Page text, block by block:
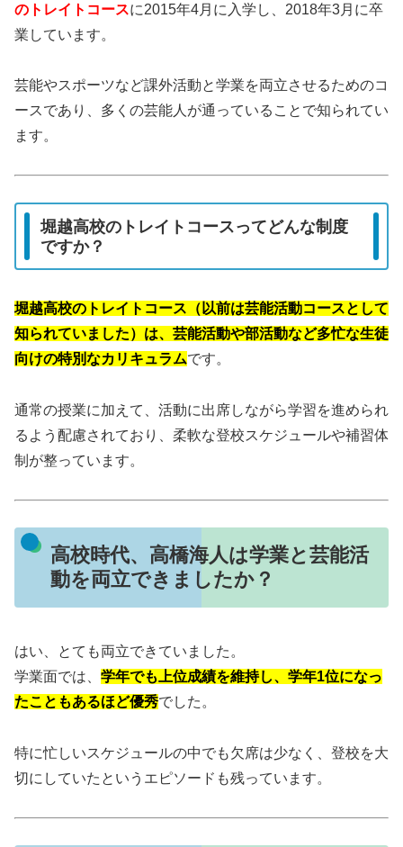
のトレイトコースに2015年4月に入学し、2018年3月に卒
業しています。
芸能やスポーツなど課外活動と学業を両立させるためのコ
ースであり、多くの芸能人が通っていることで知られてい
ます。
堀越高校のトレイトコースってどんな制度
ですか？
堀越高校のトレイトコース（以前は芸能活動コースとして
知られていました）は、芸能活動や部活動など多忙な生徒
向けの特別なカリキュラムです。
通常の授業に加えて、活動に出席しながら学習を進められ
るよう配慮されており、柔軟な登校スケジュールや補習体
制が整っています。
高校時代、高橋海人は学業と芸能活
動を両立できましたか？
はい、とても両立できていました。
学業面では、 学年でも上位成績を維持し、学年1位になっ
たこともあるほど優秀でした。
特に忙しいスケジュールの中でも欠席は少なく、登校を大
切にしていたというエピソードも残っています。